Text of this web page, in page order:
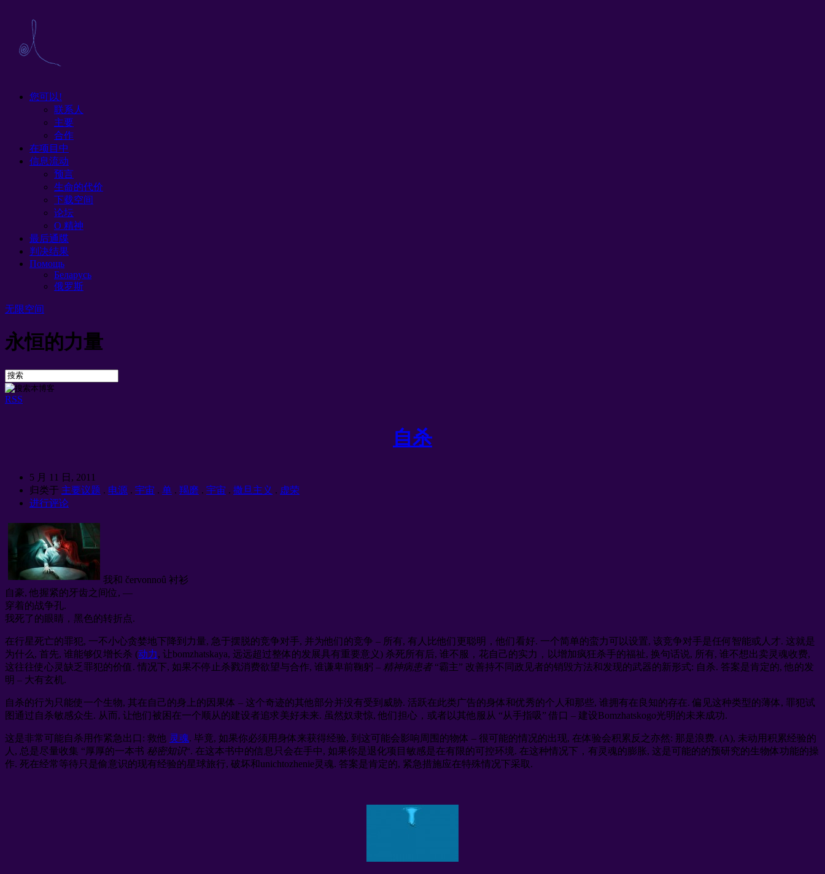
您可以!
联系人
主要
合作
在项目中
信息流动
预言
生命的代价
下载空间
论坛
O 精神
最后通牒
判决结果
Помощь
Беларусь
俄罗斯
无限空间
永恒的力量
RSS
自杀
5 月 11 日, 2011
归类于 主要议题 . 电源 . 宇宙 . 单 . 羯磨 . 宇宙 . 撒旦主义 . 虚荣
进行评论
我和 červonnoû 衬衫
自豪, 他握紧的牙齿之间位, —
穿着的战争孔.
我死了的眼睛，黑色的转折点.
在行星死亡的罪犯, 一不小心贪婪地下降到力量, 急于摆脱的竞争对手, 并为他们的竞争 – 所有, 有人比他们更聪明，他们看好. 一个简单的蛮力可以设置, 该竞争对手是任何智能或人才. 这就是
为什么, 首先, 谁能够仅增长杀 (动力, 让bomzhatskaya, 远远超过整体的发展具有重要意义) 杀死所有后, 谁不服，花自己的实力，以增加疯狂杀手的福祉, 换句话说, 所有, 谁不想出卖灵魂收费,
这往往使心灵缺乏罪犯的价值. 情况下, 如果不停止杀戮消费欲望与合作, 谁谦卑前鞠躬 – 精神病患者“霸主” 改善持不同政见者的销毁方法和发现的武器的新形式: 自杀. 答案是肯定的, 他的发
明 – 大有玄机.
自杀的行为只能使一个生物, 其在自己的身上的因果体 – 这个奇迹的其他部分并没有受到威胁. 活跃在此类广告的身体和优秀的个人和那些, 谁拥有在良知的存在. 偏见这种类型的薄体, 罪犯试
图通过自杀敏感众生. 从而, 让他们被困在一个顺从的建设者追求美好未来. 虽然奴隶惊, 他们担心，或者以其他服从 “从手指吸” 借口 – 建设Bomzhatskogo光明的未来成功.
这是非常可能自杀用作紧急出口: 救他 灵魂. 毕竟, 如果你必须用身体来获得经验, 到这可能会影响周围的物体 – 很可能的情况的出现, 在体验会积累反之亦然: 那是浪费. (A), 未动用积累经验的
人, 总是尽量收集 “厚厚的一本书 秘密知识“. 在这本书中的信息只会在手中, 如果你是退化项目敏感是在有限的可控环境. 在这种情况下，有灵魂的膨胀, 这是可能的的预研究的生物体功能的操
作. 死在经常等待只是偷意识的现有经验的星球旅行, 破坏和unichtozhenie灵魂. 答案是肯定的, 紧急措施应在特殊情况下采取.